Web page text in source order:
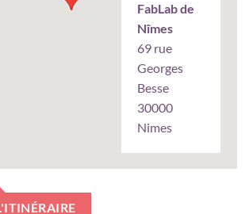
FabLab de
Nîmes
69 rue
Georges
Besse
30000
Nimes